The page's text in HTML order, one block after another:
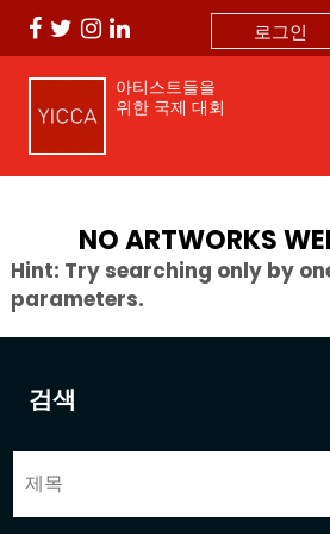
로그인
아티스트들을
위한 국제 대회
검색
NO ARTWORKS
Hint: Try searching only by
parameters.